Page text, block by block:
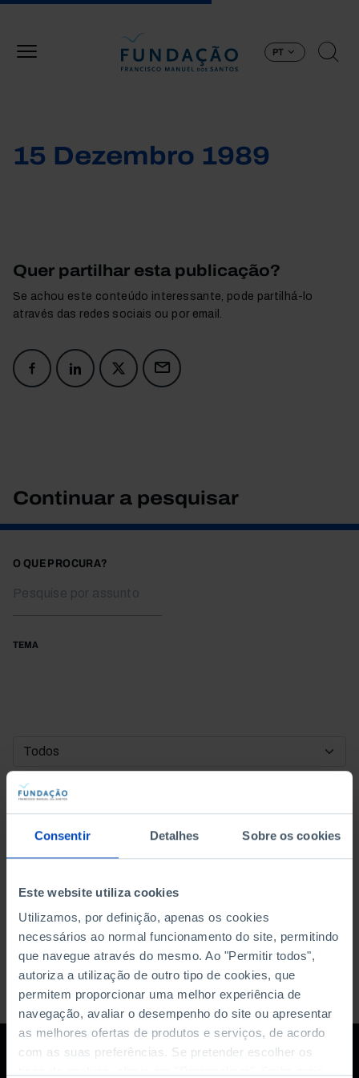
Consentir Detalhes Sobre os cookies
Este website utiliza cookies
Utilizamos, por definição, apenas os cookies
necessários ao normal funcionamento do site, permitindo
que navegue através do mesmo. Ao "Permitir todos",
autoriza a utilização de outro tipo de cookies, que
permitem proporcionar uma melhor experiência de
navegação, avaliar o desempenho do site ou apresentar
as melhores ofertas de produtos e serviços, de acordo
com as suas preferências. Se pretender escolher os
PT
15 Dezembro 1989
Quer partilhar esta publicação?
Se achou este conteúdo interessante, pode partilhá-lo
através das redes sociais ou por email.
Continuar a pesquisar
O QUE PROCURA?
TEMA
DATA DE INÍCIO
DATA DE FIM